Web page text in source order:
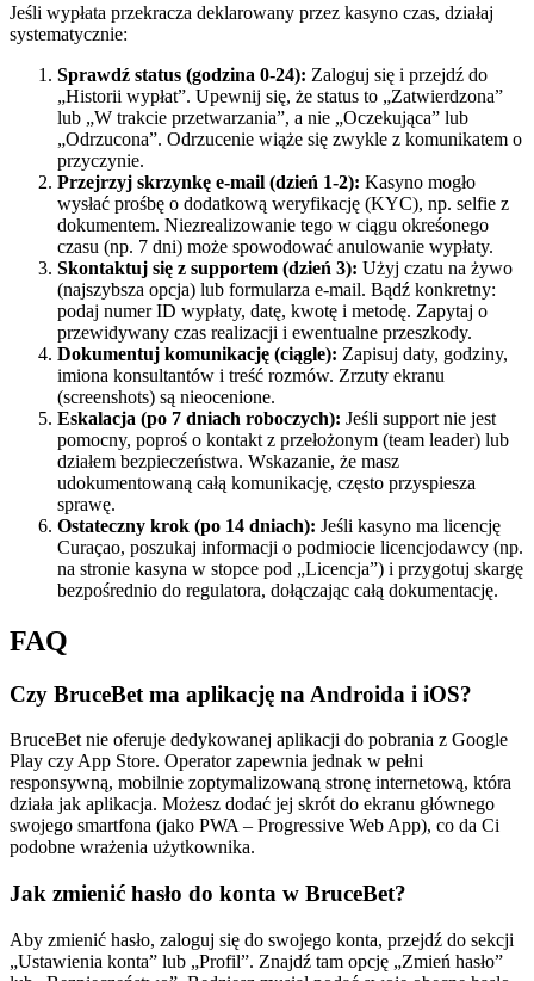
Jeśli wypłata przekracza deklarowany przez kasyno czas, działaj
systematycznie:
Sprawdź status (godzina 0-24): Zaloguj się i przejdź do
„Historii wypłat”. Upewnij się, że status to „Zatwierdzona”
lub „W trakcie przetwarzania”, a nie „Oczekująca” lub
„Odrzucona”. Odrzucenie wiąże się zwykle z komunikatem o
przyczynie.
Przejrzyj skrzynkę e-mail (dzień 1-2): Kasyno mogło
wysłać prośbę o dodatkową weryfikację (KYC), np. selfie z
dokumentem. Niezrealizowanie tego w ciągu okreśonego
czasu (np. 7 dni) może spowodować anulowanie wypłaty.
Skontaktuj się z supportem (dzień 3): Użyj czatu na żywo
(najszybsza opcja) lub formularza e-mail. Bądź konkretny:
podaj numer ID wypłaty, datę, kwotę i metodę. Zapytaj o
przewidywany czas realizacji i ewentualne przeszkody.
Dokumentuj komunikację (ciągle): Zapisuj daty, godziny,
imiona konsultantów i treść rozmów. Zrzuty ekranu
(screenshots) są nieocenione.
Eskalacja (po 7 dniach roboczych): Jeśli support nie jest
pomocny, poproś o kontakt z przełożonym (team leader) lub
działem bezpieczeństwa. Wskazanie, że masz
udokumentowaną całą komunikację, często przyspiesza
sprawę.
Ostateczny krok (po 14 dniach): Jeśli kasyno ma licencję
Curaçao, poszukaj informacji o podmiocie licencjodawcy (np.
na stronie kasyna w stopce pod „Licencja”) i przygotuj skargę
bezpośrednio do regulatora, dołączając całą dokumentację.
FAQ
Czy BruceBet ma aplikację na Androida i iOS?
BruceBet nie oferuje dedykowanej aplikacji do pobrania z Google
Play czy App Store. Operator zapewnia jednak w pełni
responsywną, mobilnie zoptymalizowaną stronę internetową, która
działa jak aplikacja. Możesz dodać jej skrót do ekranu głównego
swojego smartfona (jako PWA – Progressive Web App), co da Ci
podobne wrażenia użytkownika.
Jak zmienić hasło do konta w BruceBet?
Aby zmienić hasło, zaloguj się do swojego konta, przejdź do sekcji
„Ustawienia konta” lub „Profil”. Znajdź tam opcję „Zmień hasło”